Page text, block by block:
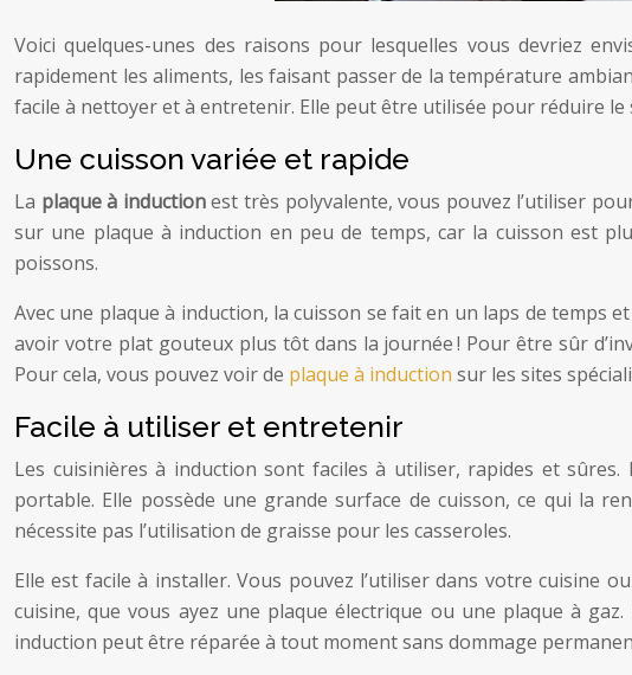
Voici quelques-unes des raisons pour lesquelles vous devriez
rapidement les aliments, les faisant passer de la température
facile à nettoyer et à entretenir. Elle peut être utilisée pour réduire le
Une cuisson variée et rapide
La plaque à inductionest très polyvalente, vous pouvez l’utiliser
sur une plaque à induction en peu de temps, car la cuisson est
poissons.
Avec une plaque à induction, la cuisson se fait en un laps de
avoir votre plat gouteux plus tôt dans la journée ! Pour être sûr
Pour cela, vous pouvez voir de plaque à induction sur les sites
Facile à utiliser et entretenir
Les cuisinières à induction sont faciles à utiliser, rapides et
portable. Elle possède une grande surface de cuisson, ce qui la
nécessite pas l’utilisation de graisse pour les casseroles.
Elle est facile à installer. Vous pouvez l’utiliser dans votre cuisine
cuisine, que vous ayez une plaque électrique ou une plaque à
induction peut être réparée à tout moment sans dommage